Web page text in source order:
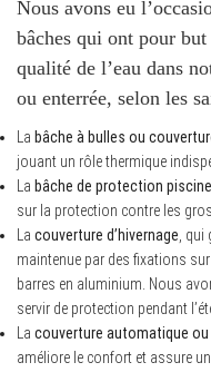
Nous avons eu
bâches qui ont pour
qualité de l’eau dans
ou enterrée, selon les
La bâche à bulles ou
jouant un rôle thermique
La bâche de protection
sur la protection contre les
La couverture d’hivernage ,
maintenue par des fixations
barres en aluminium. Nous
servir de protection pendant
La couverture automatique
améliore le confort et assure